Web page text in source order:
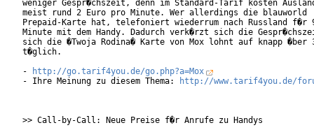
weniger Gespr�chszeit, denn im Standard-Tarif kosten
meist rund 2 Euro pro Minute. Wer allerdings die blauworld
Prepaid-Karte hat, telefoniert wiederrum nach Russland f�r
Minute mit dem Handy. Dadurch verk�rzt sich die
sich die �Twoja Rodina� Karte von Mox lohnt auf knapp �ber
t�glich.
-
http://go.tarif4you.de/go.php?a=Mox
- Ihre Meinung zu diesem Thema:
http://www.tarif4you.de/
>> Call-by-Call: Neue Preise f�r Anrufe zu Handys